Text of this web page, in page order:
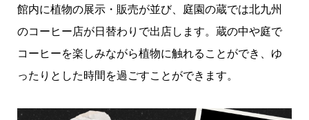
館内に植物の展示・販売が並び、庭園の蔵では北九州
のコーヒー店が日替わりで出店します。蔵の中や庭で
コーヒーを楽しみながら植物に触れることができ、ゆ
ったりとした時間を過ごすことができます。